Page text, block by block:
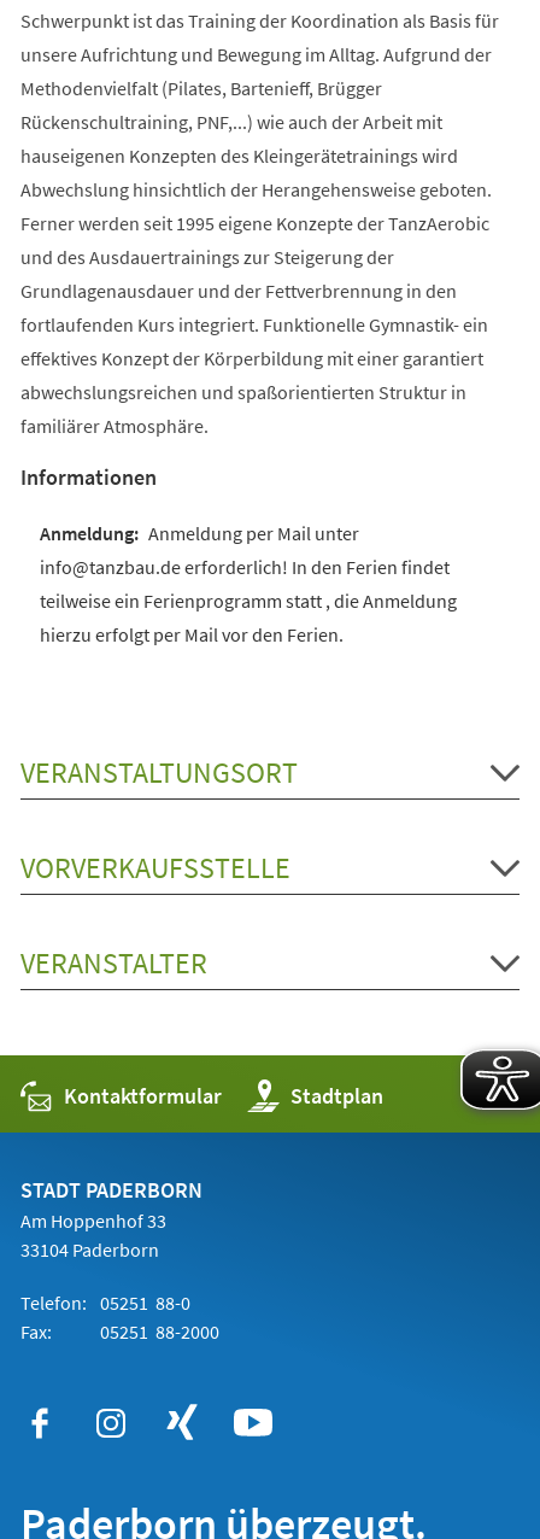
Schwerpunkt ist das Training der Koordination als Basis für
unsere Aufrichtung und Bewegung im Alltag. Aufgrund der
Methodenvielfalt (Pilates, Bartenieff, Brügger
Rückenschultraining, PNF,...) wie auch der Arbeit mit
hauseigenen Konzepten des Kleingerätetrainings wird
Abwechslung hinsichtlich der Herangehensweise geboten.
Ferner werden seit 1995 eigene Konzepte der TanzAerobic
und des Ausdauertrainings zur Steigerung der
Grundlagenausdauer und der Fettverbrennung in den
fortlaufenden Kurs integriert. Funktionelle Gymnastik- ein
effektives Konzept der Körperbildung mit einer garantiert
abwechslungsreichen und spaßorientierten Struktur in
familiärer Atmosphäre.
Informationen
Anmeldung per Mail unter
info@tanzbau.de erforderlich! In den Ferien findet
teilweise ein Ferienprogramm statt , die Anmeldung
hierzu erfolgt per Mail vor den Ferien.
VERANSTALTUNGSORT
VORVERKAUFSSTELLE
VERANSTALTER
Kontaktformular Stadtplan
(Öffnet
in
einem
STADT PADERBORN
Am Hoppenhof 33
33104 Paderborn
Telefon: 05251 88-0
Fax:
05251 88-2000
Paderborn überzeugt.